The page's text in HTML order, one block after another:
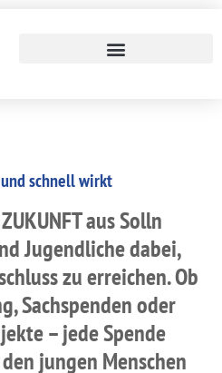
schnell wirkt
aus Solln
Jugendliche dabei,
zu erreichen. Ob
Sachspenden oder
– jede Spende
jungen Menschen